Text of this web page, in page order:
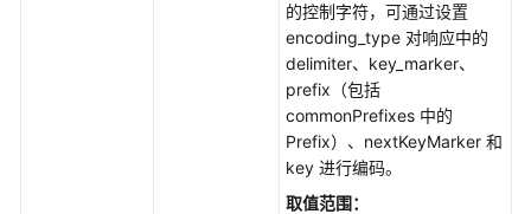
的控制字符，可通过设置
encoding_type 对响应中的
delimiter、key_marker、
prefix（包括
commonPrefixes 中的
Prefix）、nextKeyMarker 和
key 进行编码。
取值范围：